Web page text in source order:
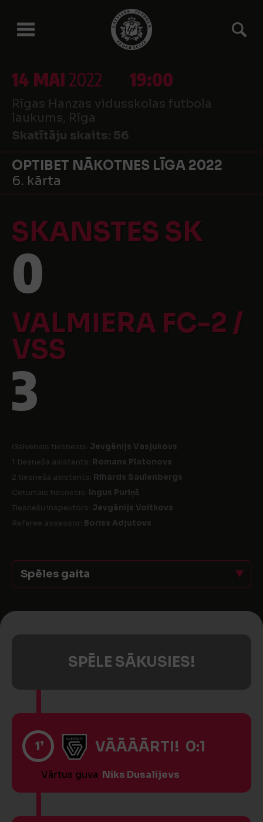
14 MAI2022 19:00
Rīgas Hanzas vidusskolas futbola
laukums, Rīga
Skatītāju skaits: 56
OPTIBET NĀKOTNES LĪGA 2022
6. kārta
SKANSTES SK
0
VALMIERA FC-2 /
VSS
3
Galvenais tiesnesis: Jevgēnijs Vasjukovs
1 tiesneša asistents: Romans Platonovs
2 tiesneša asistents: Rihards Saulenbergs
Ceturtais tiesnesis: Ingus Puriņš
Tiesnešu inspektors: Jevgēnijs Voitkovs
Referee assessor: Boriss Adjutovs
Spēles gaita
SPĒLE SĀKUSIES!
1’ VĀĀĀĀRTI! 0:1
Vārtus guva Niks Dusalijevs